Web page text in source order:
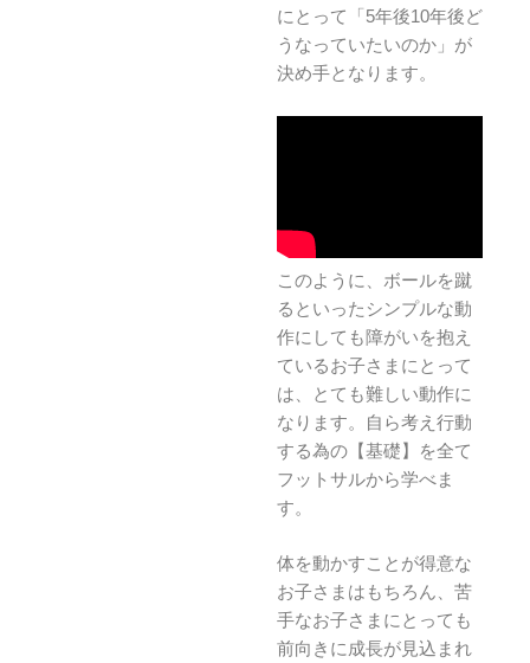
にとって「5年後10年後ど
うなっていたいのか」が
決め手となります。
このように、ボールを蹴
るといったシンプルな動
作にしても障がいを抱え
ているお子さまにとって
は、とても難しい動作に
なります。自ら考え行動
する為の【基礎】を全て
フットサルから学べま
す。
体を動かすことが得意な
お子さまはもちろん、苦
手なお子さまにとっても
前向きに成長が見込まれ